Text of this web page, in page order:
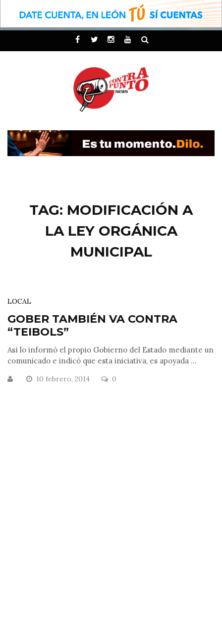
TAG: MODIFICACIÓN A
LA LEY ORGÁNICA
MUNICIPAL
LOCAL
GOBER TAMBIÉN VA CONTRA
“TEIBOLS”
Así lo informó el propio Gobierno del Estado mediante un
comunicado e indicó que esta iniciativa, es apoyada ...
10 febrero, 2014 0